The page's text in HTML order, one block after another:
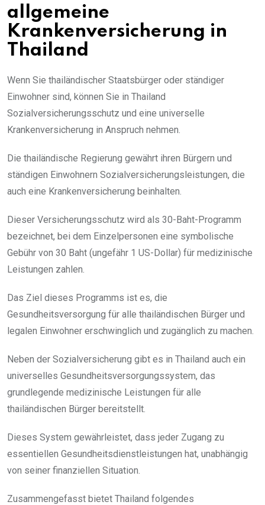
allgemeine
Krankenversicherung in
Thailand
Wenn Sie thailändischer Staatsbürger oder ständiger
Einwohner sind, können Sie in Thailand
Sozialversicherungsschutz und eine universelle
Krankenversicherung in Anspruch nehmen.
Die thailändische Regierung gewährt ihren Bürgern und
ständigen Einwohnern Sozialversicherungsleistungen, die
auch eine Krankenversicherung beinhalten.
Dieser Versicherungsschutz wird als 30-Baht-Programm
bezeichnet, bei dem Einzelpersonen eine symbolische
Gebühr von 30 Baht (ungefähr 1 US-Dollar) für medizinische
Leistungen zahlen.
Das Ziel dieses Programms ist es, die
Gesundheitsversorgung für alle thailändischen Bürger und
legalen Einwohner erschwinglich und zugänglich zu machen.
Neben der Sozialversicherung gibt es in Thailand auch ein
universelles Gesundheitsversorgungssystem, das
grundlegende medizinische Leistungen für alle
thailändischen Bürger bereitstellt.
Dieses System gewährleistet, dass jeder Zugang zu
essentiellen Gesundheitsdienstleistungen hat, unabhängig
von seiner finanziellen Situation.
Zusammengefasst bietet Thailand folgendes